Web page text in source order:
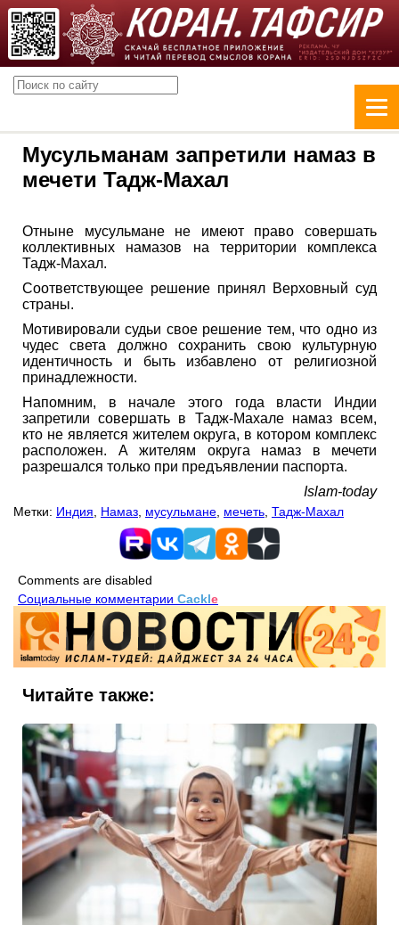
Мусульманам запретили намаз в
мечети Тадж-Махал
Отныне мусульмане не имеют право совершать
коллективных намазов на территории комплекса
Тадж-Махал.
Соответствующее решение принял Верховный суд
страны.
Мотивировали судьи свое решение тем, что одно из
чудес света должно сохранить свою культурную
идентичность и быть избавлено от религиозной
принадлежности.
Напомним, в начале этого года власти Индии
запретили совершать в Тадж-Махале намаз всем,
кто не является жителем округа, в котором комплекс
расположен. А жителям округа намаз в мечети
разрешался только при предъявлении паспорта.
Islam-today
Метки: Индия Намаз мусульмане мечеть Тадж-Махал
Comments are disabled
Социальные комментарии Cackle
Читайте также: